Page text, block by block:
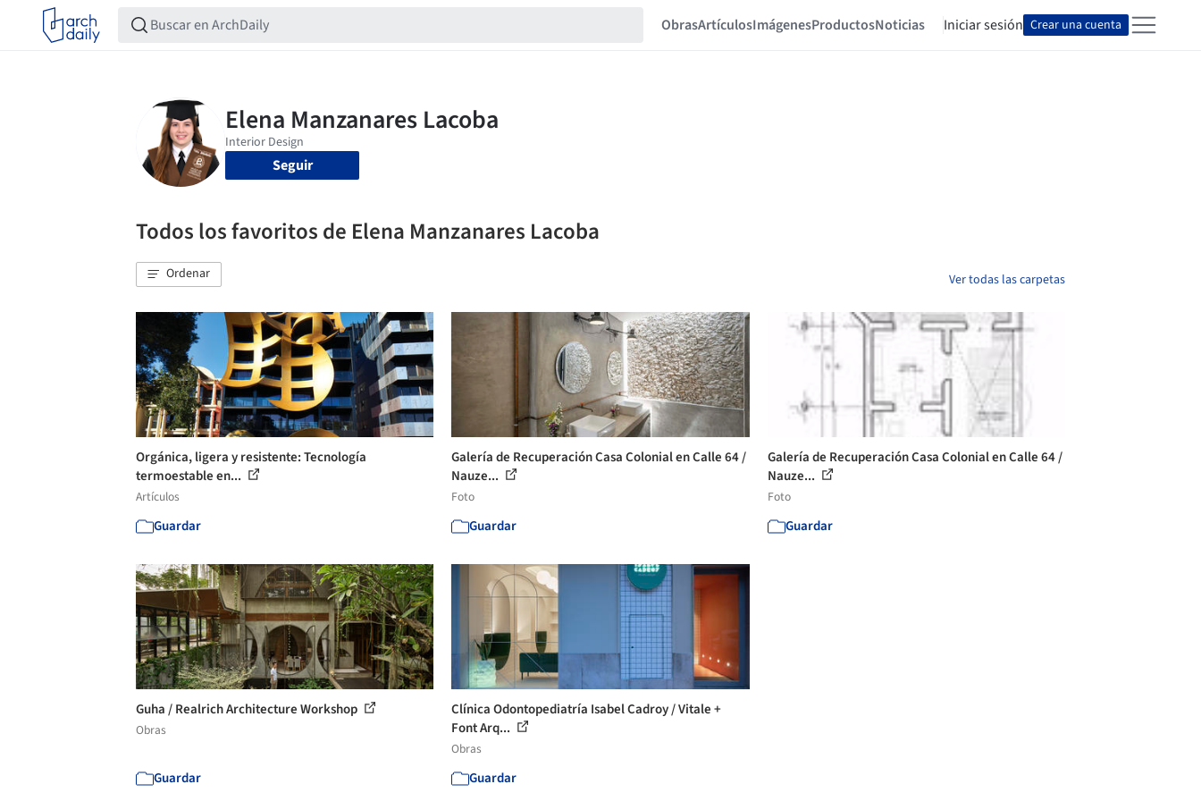
ObrasArtículosImágenesProductosNoticias Iniciar sesión Crear una cuenta
Seguir
Todos los favoritos de Elena Manzanares Lacoba
Ordenar Ver todas las carpetas
Orgánica, ligera y resistente: Tecnología
termoestable en...
Artículos
Guardar
Galería de Recuperación Casa Colonial en Calle 64 /
Nauze...
Foto
Guardar
Galería de Recuperación Casa Colonial en Calle 64 /
Nauze...
Foto
Guardar
Guha / Realrich Architecture Workshop
Obras
Guardar
Clínica Odontopediatría Isabel Cadroy / Vitale +
Font Arq...
Obras
Guardar